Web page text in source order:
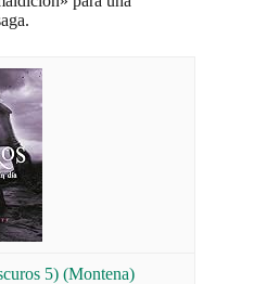
5) (Montena)